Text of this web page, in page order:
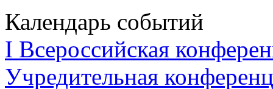
Календарь событий
I Всероссийская
Учредительная